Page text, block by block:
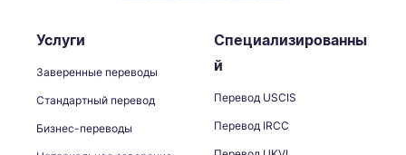
Услуги
Заверенные переводы
Стандартный перевод
Бизнес-переводы
Специализированны
й
Перевод USCIS
Перевод IRCC